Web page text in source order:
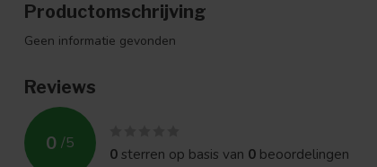
Productomschrijving
Geen informatie gevonden
Reviews
0 /5
0sterren op basis van 0 beoordelingen